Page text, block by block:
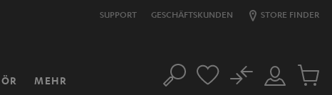
SUPPORT GESCHÄFTSKUNDEN STORE FINDER
MEHR Suche
Mein
No
Artikel